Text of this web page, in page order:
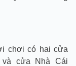
chơi có hai cửa
và cửa Nhà Cái